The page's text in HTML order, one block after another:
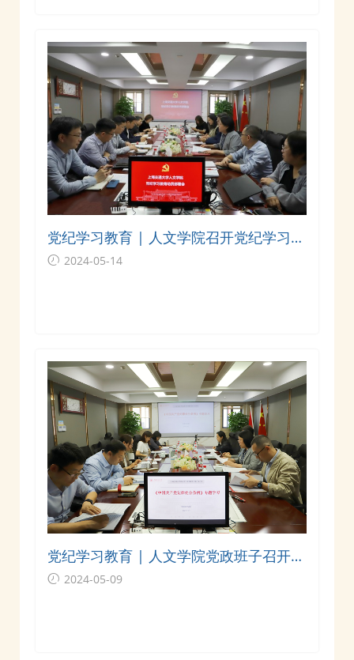
党纪学习教育 | 人文学院召开党纪学习教
育动员部署会暨专题辅导报告会
2024-05-14
党纪学习教育 | 人文学院党政班子召开专
题学习会议
2024-05-09